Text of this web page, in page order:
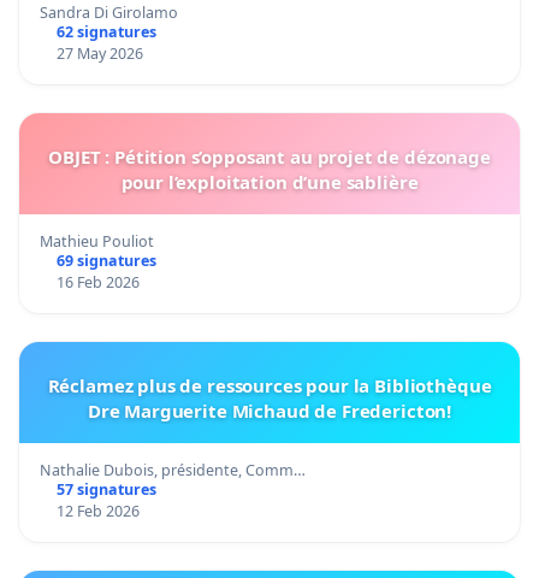
Sandra Di Girolamo
62 signatures
27 May 2026
OBJET : Pétition s’opposant au projet de dézonage
pour l’exploitation d’une sablière
Mathieu Pouliot
69 signatures
16 Feb 2026
Réclamez plus de ressources pour la Bibliothèque
Dre Marguerite Michaud de Fredericton!
Nathalie Dubois, présidente, Comm…
57 signatures
12 Feb 2026